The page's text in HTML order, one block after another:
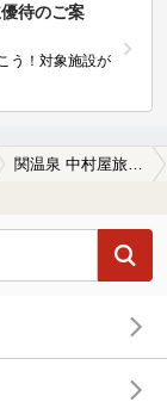
待のご案
う！対象施設が